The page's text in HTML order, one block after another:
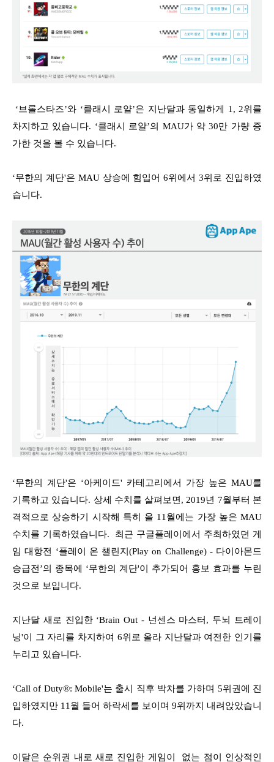
‘브롤스타즈’와 ‘클래시 로얄’은 지난달과 동일하게 1, 2위를
차지하고 있습니다. ‘클래시 로얄’의 MAU가 약 30만 가량 증
가한 것을 볼 수 있습니다.
‘무한의 계단'은 MAU 상승에 힘입어 6위에서 3위로 진입하였
습니다.
‘무한의 계단'은 ‘아케이드' 카테고리에서 가장 높은 MAU를
기록하고 있습니다. 상세 수치를 살펴보면, 2019년 7월부터 본
격적으로 상승하기 시작해 특히 올 11월에는 가장 높은 MAU
수치를 기록하였습니다. 최근 구글플레이에서 주최하였던 게
임 대항전 ‘플레이 온 챌린지(Play on Challenge) - 다이아몬드
승급전’의 종목에 ‘무한의 계단'이 추가되어 홍보 효과를 누린
것으로 보입니다.
지난달 새로 진입한 ‘Brain Out - 넌센스 마스터, 두뇌 트레이
닝'이 그 자리를 차지하여 6위로 올라 지난달과 여전한 인기를
누리고 있습니다.
‘Call of Duty®: Mobile'는 출시 직후 박차를 가하며 5위권에 진
입하였지만 11월 들어 하락세를 보이며 9위까지 내려앉았습니
다.
이달은 순위권 내로 새로 진입한 게임이 없는 점이 인상적인